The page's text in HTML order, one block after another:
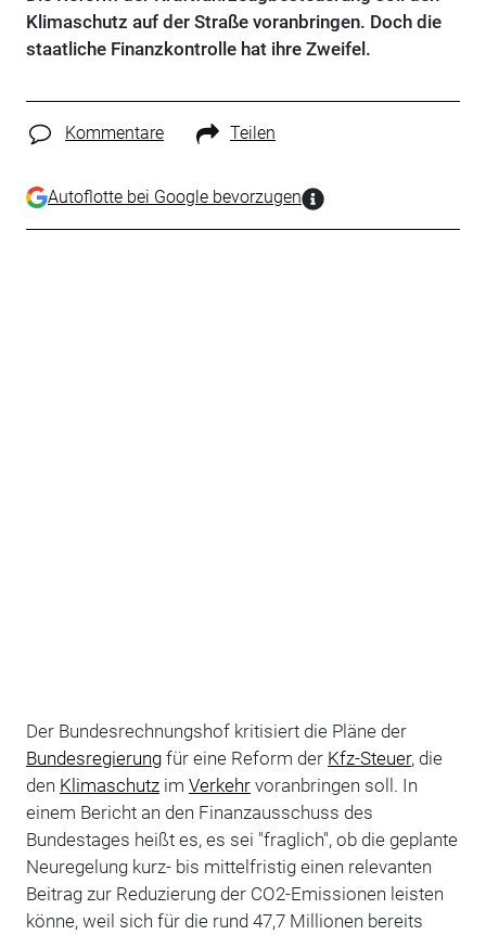
Klimaschutz auf der Straße voranbringen. Doch die
staatliche Finanzkontrolle hat ihre Zweifel.
Kommentare Teilen
Autoflotte bei Google bevorzugen
Der Bundesrechnungshof kritisiert die Pläne der
Bundesregierungfür eine Reform der Kfz-Steuer, die
den Klimaschutzim Verkehrvoranbringen soll. In
einem Bericht an den Finanzausschuss des
Bundestages heißt es, es sei "fraglich", ob die geplante
Neuregelung kurz- bis mittelfristig einen relevanten
Beitrag zur Reduzierung der CO2-Emissionen leisten
könne, weil sich für die rund 47,7 Millionen bereits